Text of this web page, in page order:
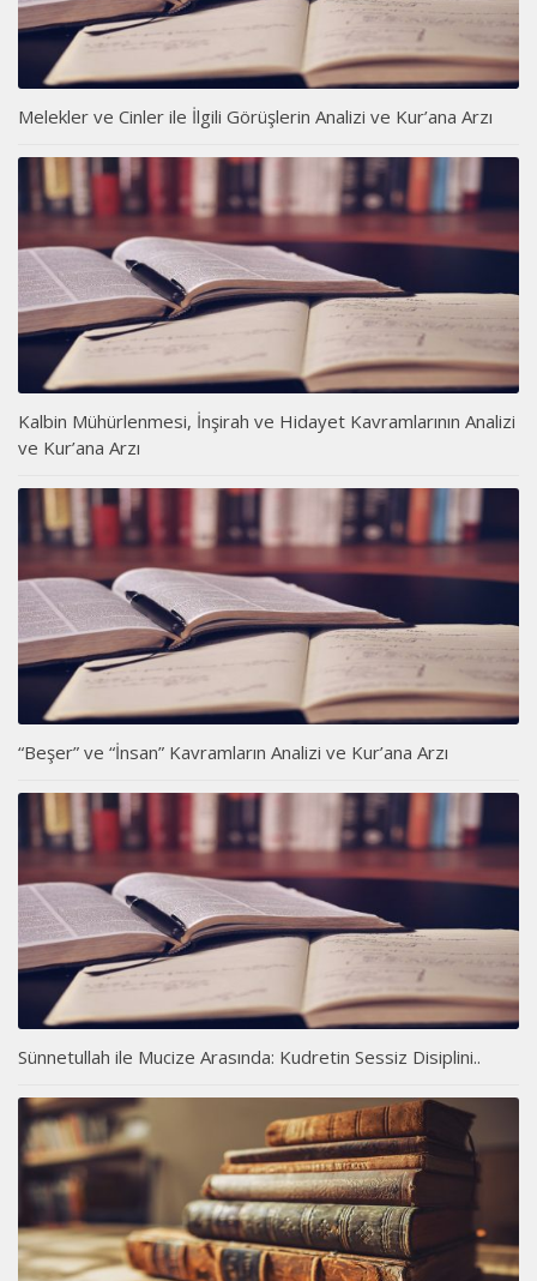
Melekler ve Cinler ile İlgili Görüşlerin Analizi ve Kur’ana Arzı
Kalbin Mühürlenmesi, İnşirah ve Hidayet Kavramlarının Analizi
ve Kur’ana Arzı
“Beşer” ve “İnsan” Kavramların Analizi ve Kur’ana Arzı
Sünnetullah ile Mucize Arasında: Kudretin Sessiz Disiplini..